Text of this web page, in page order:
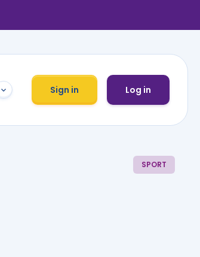
Sign in Log in
SPORT